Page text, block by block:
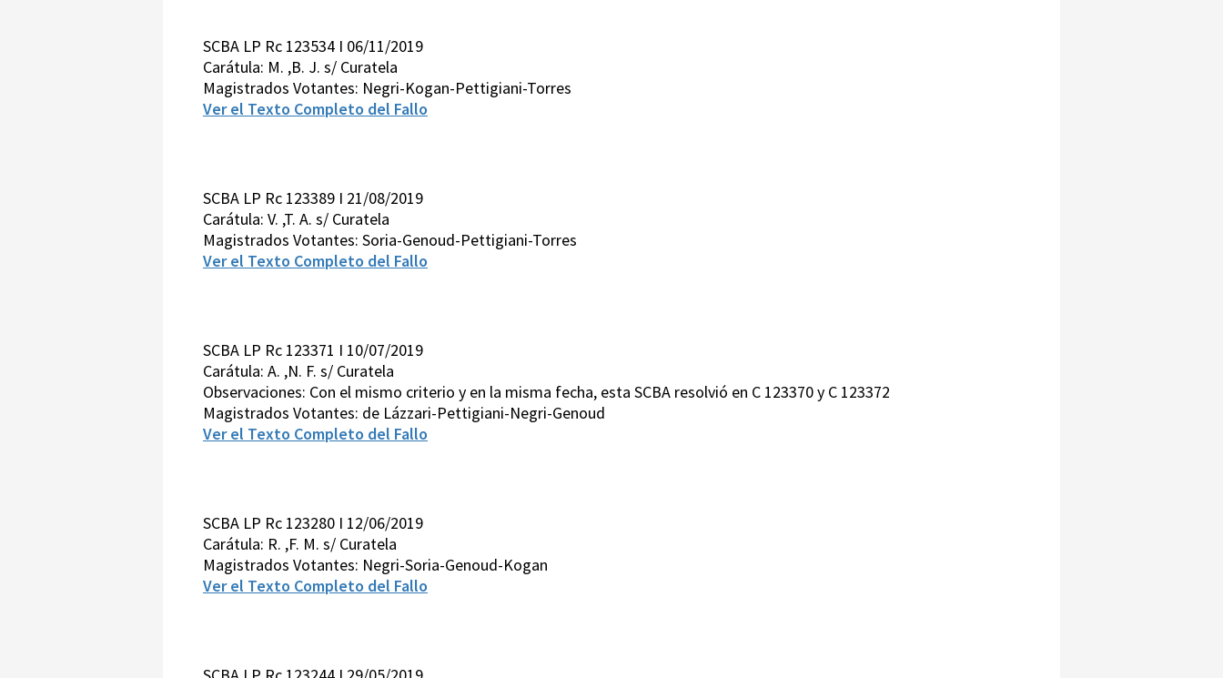
SCBA LP Rc 123534 I 06/11/2019
Carátula: M. ,B. J. s/ Curatela
Magistrados Votantes: Negri-Kogan-Pettigiani-Torres
Ver el Texto Completo del Fallo
SCBA LP Rc 123389 I 21/08/2019
Carátula: V. ,T. A. s/ Curatela
Magistrados Votantes: Soria-Genoud-Pettigiani-Torres
Ver el Texto Completo del Fallo
SCBA LP Rc 123371 I 10/07/2019
Carátula: A. ,N. F. s/ Curatela
Observaciones: Con el mismo criterio y en la misma fecha, esta SCBA resolvió en C 123370 y C 123372
Magistrados Votantes: de Lázzari-Pettigiani-Negri-Genoud
Ver el Texto Completo del Fallo
SCBA LP Rc 123280 I 12/06/2019
Carátula: R. ,F. M. s/ Curatela
Magistrados Votantes: Negri-Soria-Genoud-Kogan
Ver el Texto Completo del Fallo